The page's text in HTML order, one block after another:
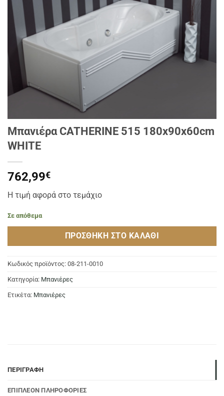
Μπανιέρα CATHERINE 515 180x90x60cm
WHITE
762,99€
Η τιμή αφορά στο τεμάχιο
Σε απόθεμα
ΠΡΟΣΘΉΚΗ ΣΤΟ ΚΑΛΆΘΙ
Κωδικός προϊόντος: 08-211-0010
Κατηγορία: Μπανιέρες
Ετικέτα: Μπανιέρες
ΠΕΡΙΓΡΑΦΉ
ΕΠΙΠΛΈΟΝ ΠΛΗΡΟΦΟΡΊΕΣ